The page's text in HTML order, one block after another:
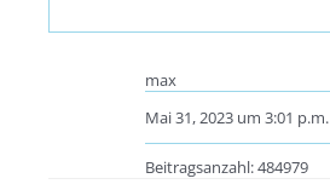
max
Mai 31, 2023 um 3:01 p.m.
Beitragsanzahl: 484979